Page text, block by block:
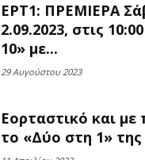
ΕΡΤ1: ΠΡΕΜΙΕΡΑ
2.09.2023, στις
10» με...
29 Αυγούστου 2023
Εορταστικό και
το «Δύο στη 1» της